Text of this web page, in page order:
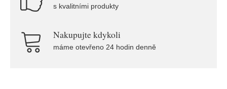
s kvalitními produkty
Nakupujte kdykoli
máme otevřeno 24 hodin denně